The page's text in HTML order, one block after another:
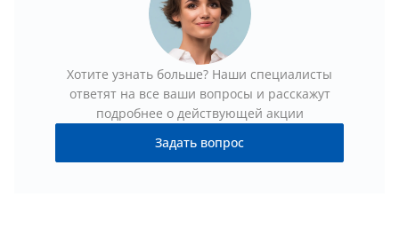
Хотите узнать больше? Наши специалисты
ответят на все ваши вопросы и расскажут
подробнее о действующей акции
Задать вопрос